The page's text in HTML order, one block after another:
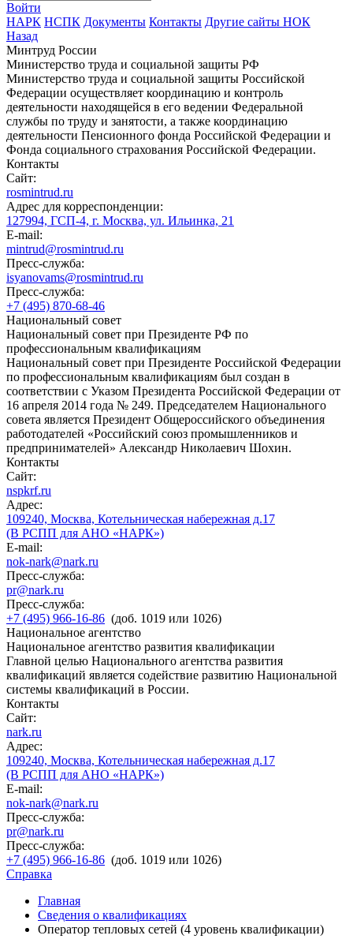
Войти
НАРК НСПК Документы Контакты Другие сайты НОК
Назад
Минтруд России
Министерство труда и социальной защиты РФ
Министерство труда и социальной защиты Российской
Федерации осуществляет координацию и контроль
деятельности находящейся в его ведении Федеральной
службы по труду и занятости, а также координацию
деятельности Пенсионного фонда Российской Федерации и
Фонда социального страхования Российской Федерации.
Контакты
Сайт:
rosmintrud.ru
Адрес для корреспонденции:
127994, ГСП-4, г. Москва, ул. Ильинка, 21
E-mail:
mintrud@rosmintrud.ru
Пресс-служба:
isyanovams@rosmintrud.ru
Пресс-служба:
+7 (495) 870-68-46
Национальный совет
Национальный совет при Президенте РФ по
профессиональным квалификациям
Национальный совет при Президенте Российской Федерации
по профессиональным квалификациям был создан в
соответствии с Указом Президента Российской Федерации от
16 апреля 2014 года № 249. Председателем Национального
совета является Президент Общероссийского объединения
работодателей «Российский союз промышленников и
предпринимателей» Александр Николаевич Шохин.
Контакты
Сайт:
nspkrf.ru
Адрес:
109240, Москва, Котельническая набережная д.17
(В РСПП для АНО «НАРК»)
E-mail:
nok-nark@nark.ru
Пресс-служба:
pr@nark.ru
Пресс-служба:
+7 (495) 966-16-86 (доб. 1019 или 1026)
Национальное агентство
Национальное агентство развития квалификации
Главной целью Национального агентства развития
квалификаций является содействие развитию Национальной
системы квалификаций в России.
Контакты
Сайт:
nark.ru
Адрес:
109240, Москва, Котельническая набережная д.17
(В РСПП для АНО «НАРК»)
E-mail:
nok-nark@nark.ru
Пресс-служба:
pr@nark.ru
Пресс-служба:
+7 (495) 966-16-86 (доб. 1019 или 1026)
Справка
Главная
Сведения о квалификациях
Оператор тепловых сетей (4 уровень квалификации)